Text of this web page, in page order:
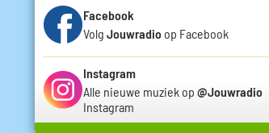
Facebook
Volg Jouwradio op Facebook
Instagram
Alle nieuwe muziek op @Jouwradio
Instagram